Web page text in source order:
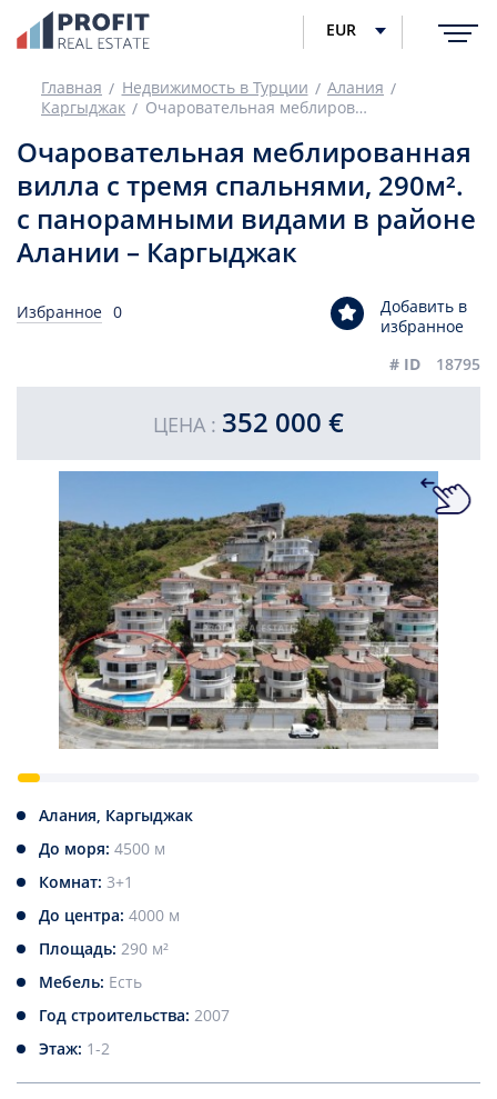
EUR
Главная Недвижимость в Турции
Алания
Каргыджак
Очаровательная меблированная вилла с тремя спальнями, 290м². с панорамными видами в районе Алании – Каргыджак
Очаровательная меблированная
вилла с тремя спальнями, 290м².
с панорамными видами в районе
Алании – Каргыджак
Избранное 0
Добавить в
избранное
# ID
18795
ЦЕНА : 352 000 €
Алания, Каргыджак
До моря: 4500 м
Комнат: 3+1
До центра: 4000 м
Площадь: 290 м²
Мебель: Есть
Год строительства: 2007
Этаж: 1-2